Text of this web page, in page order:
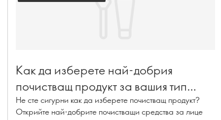
Как да изберете най-добрия
почистващ продукт за вашия тип
кожа
Не сте сигурни как да изберете почистващ продукт?
Открийте най-добрите почистващи средства за лице